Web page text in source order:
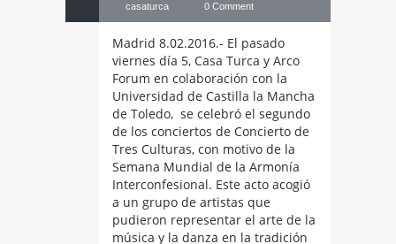
casaturca 0 Comment
Madrid 8.02.2016.- El pasado
viernes día 5, Casa Turca y Arco
Forum en colaboración con la
Universidad de Castilla la Mancha
de Toledo, se celebró el segundo
de los conciertos de Concierto de
Tres Culturas, con motivo de la
Semana Mundial de la Armonía
Interconfesional. Este acto acogió
a un grupo de artistas que
pudieron representar el arte de la
música y la danza en la tradición